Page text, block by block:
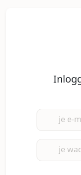
je e-
je